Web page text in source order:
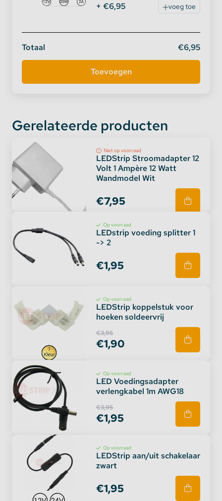
Energie label
+ €6,95 voeg toe
Totaal €6,95
Gerelateerde producten
Niet op voorraad
LEDStrip Stroomadapter 12
Volt 1 Ampère 12 Watt
Wandmodel Wit
€7,95
Op voorraad
LEDstrip voeding splitter 1
-> 2
€1,95
Op voorraad
LEDStrip koppelstuk voor
hoeken soldeervrij
€3,95
€1,90
Op voorraad
LED Voedingsadapter
verlengkabel 1m AWG18
€3,95
€1,95
Op voorraad
LEDStrip aan/uit schakelaar
zwart
€1,95